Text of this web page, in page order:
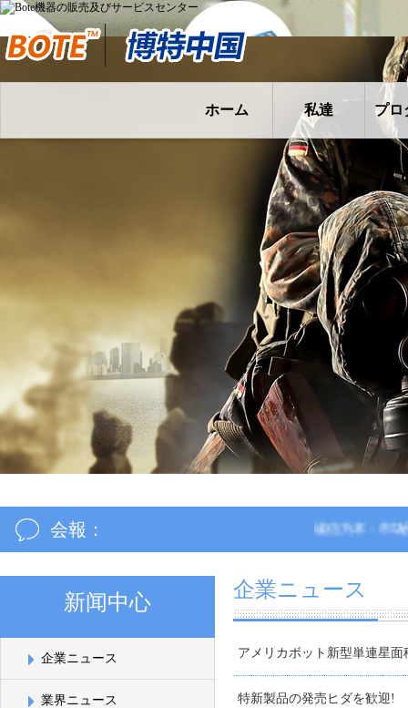
ホーム 私達 プロ
会報： 诚信为本：市场永远在
新闻中心
企業ニュース
業界ニュース
企業ニュース
アメリカボット新型単連星
特新製品の発売ヒダを歓迎!